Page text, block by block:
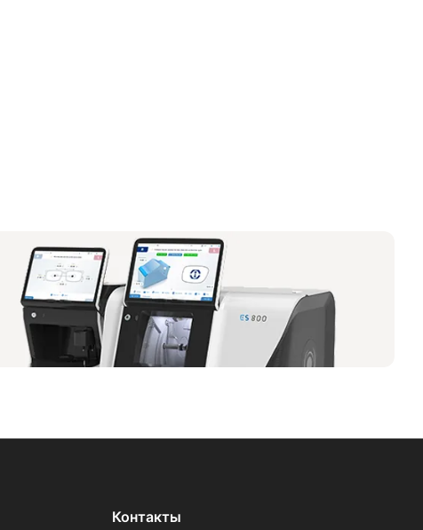
Контакты